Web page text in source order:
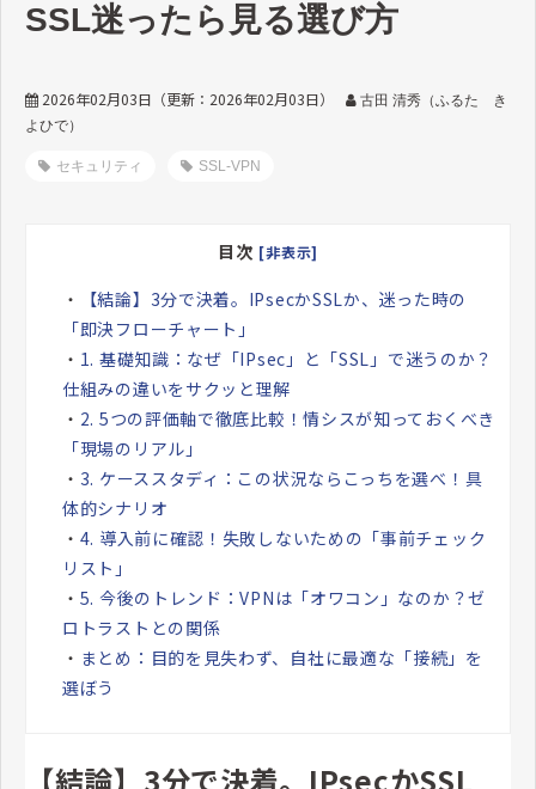
SSL迷ったら見る選び方
2026年02月03日 （更新： 2026年02月03日）
古田 清秀（ふるた き
よひで）
セキュリティ SSL-VPN
目次 [非表示]
・
【結論】3分で決着。IPsecかSSLか、迷った時の
「即決フローチャート」
・ 1. 基礎知識：なぜ「IPsec」と「SSL」で迷うのか？
仕組みの違いをサクッと理解
・ 2. 5つの評価軸で徹底比較！情シスが知っておくべき
「現場のリアル」
・ 3. ケーススタディ：この状況ならこっちを選べ！具
体的シナリオ
・ 4. 導入前に確認！失敗しないための「事前チェック
リスト」
・ 5. 今後のトレンド：VPNは「オワコン」なのか？ゼ
ロトラストとの関係
・ まとめ：目的を見失わず、自社に最適な「接続」を
選ぼう
【結論】3分で決着。IPsecかSSL